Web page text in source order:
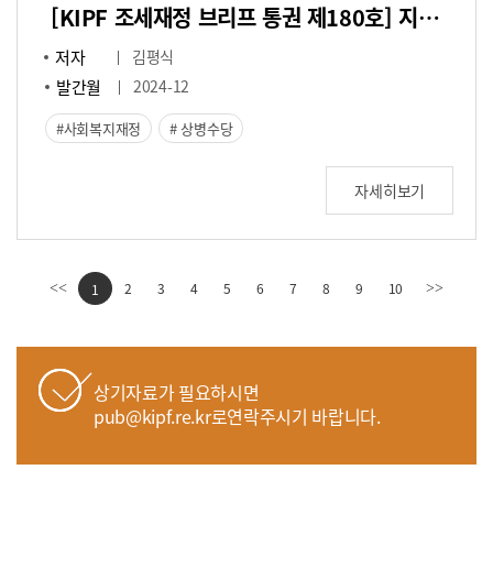
[KIPF 조세재정 브리프 통권 제180호] 지속가능한 사회복지재정을 위한 상병수당 설계
저자 김평식
발간월 2024-12
사회복지재정 상병수당
자세히보기
<< 1 2 3 4 5 6 7 8 9 10 >>
상기자료가 필요하시면
pub@kipf.re.kr로연락주시기 바랍니다.